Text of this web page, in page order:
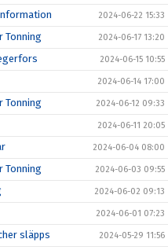
2024-06-22 15:33
Tonning 2024-06-17 13:20
2024-06-15 10:55
2024-06-14 17:00
Tonning 2024-06-12 09:33
2024-06-11 20:05
2024-06-04 08:00
Tonning 2024-06-03 09:55
2024-06-02 09:13
2024-06-01 07:23
släpps 2024-05-29 11:56